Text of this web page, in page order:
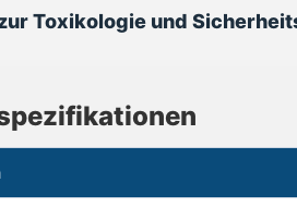
Toxikologie und